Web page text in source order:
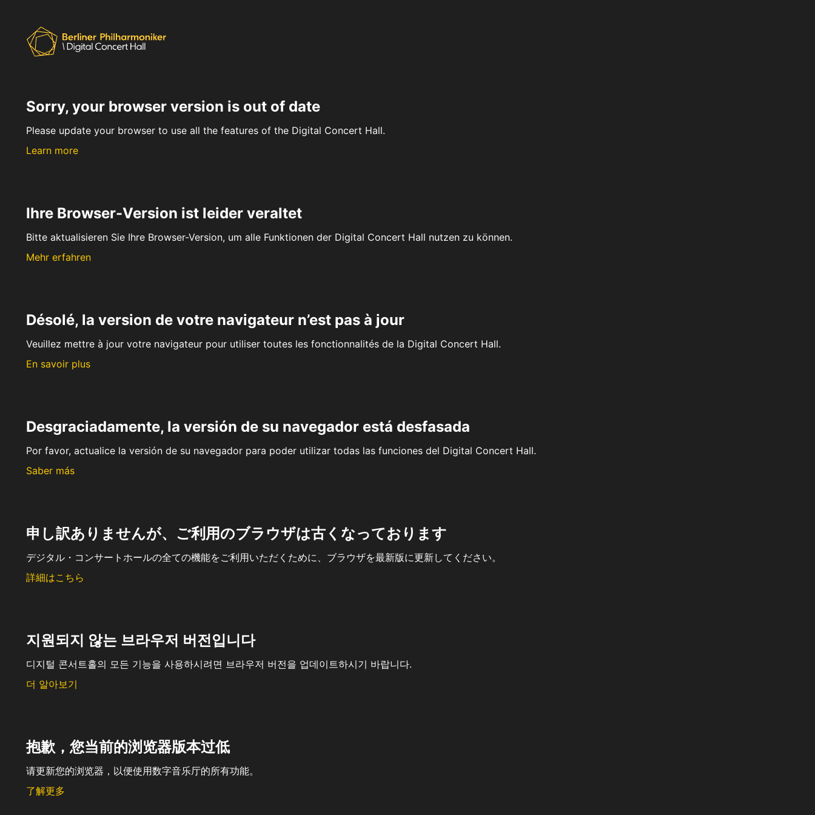
Sorry, your browser version is out of date
Please update your browser to use all the features of the Digital Concert Hall.
Learn more
Ihre Browser-Version ist leider veraltet
Bitte aktualisieren Sie Ihre Browser-Version, um alle Funktionen der Digital Concert Hall nutzen zu können.
Mehr erfahren
Désolé, la version de votre navigateur n’est pas à jour
Veuillez mettre à jour votre navigateur pour utiliser toutes les fonctionnalités de la Digital Concert Hall.
En savoir plus
Desgraciadamente, la versión de su navegador está desfasada
Por favor, actualice la versión de su navegador para poder utilizar todas las funciones del Digital Concert Hall.
Saber más
申し訳ありませんが、ご利用のブラウザは古くなっております
デジタル・コンサートホールの全ての機能をご利用いただくために、ブラウザを最新版に更新してください。
詳細はこちら
지원되지 않는 브라우저 버전입니다
디지털 콘서트홀의 모든 기능을 사용하시려면 브라우저 버전을 업데이트하시기 바랍니다.
더 알아보기
抱歉，您当前的浏览器版本过低
请更新您的浏览器，以便使用数字音乐厅的所有功能。
了解更多